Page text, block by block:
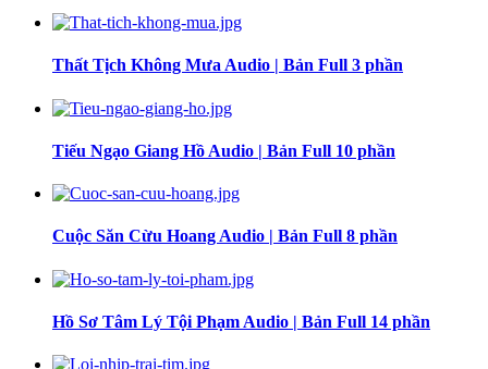
Thất Tịch Không Mưa Audio | Bản Full 3 phần
Tiếu Ngạo Giang Hồ Audio | Bản Full 10 phần
Cuộc Săn Cừu Hoang Audio | Bản Full 8 phần
Hồ Sơ Tâm Lý Tội Phạm Audio | Bản Full 14 phần